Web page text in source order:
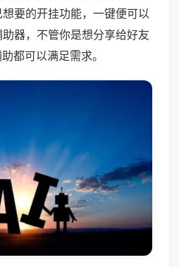
要的开挂功能，一键便可以
器，不管你是想分享给好友
都可以满足需求。